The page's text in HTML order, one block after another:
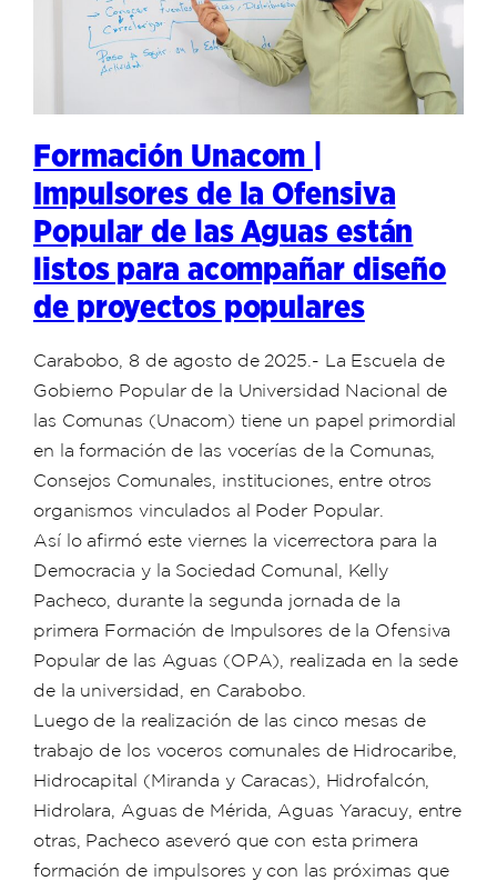
Formación Unacom |
Impulsores de la Ofensiva
Popular de las Aguas están
listos para acompañar diseño
de proyectos populares
Carabobo, 8 de agosto de 2025.- La Escuela de
Gobierno Popular de la Universidad Nacional de
las Comunas (Unacom) tiene un papel primordial
en la formación de las vocerías de la Comunas,
Consejos Comunales, instituciones, entre otros
organismos vinculados al Poder Popular.
Así lo afirmó este viernes la vicerrectora para la
Democracia y la Sociedad Comunal, Kelly
Pacheco, durante la segunda jornada de la
primera Formación de Impulsores de la Ofensiva
Popular de las Aguas (OPA), realizada en la sede
de la universidad, en Carabobo.
Luego de la realización de las cinco mesas de
trabajo de los voceros comunales de Hidrocaribe,
Hidrocapital (Miranda y Caracas), Hidrofalcón,
Hidrolara, Aguas de Mérida, Aguas Yaracuy, entre
otras, Pacheco aseveró que con esta primera
formación de impulsores y con las próximas que